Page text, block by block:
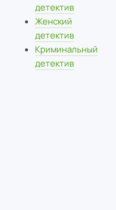
детектив
Женский
детектив
Криминальный
детектив